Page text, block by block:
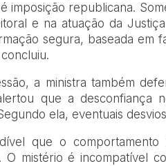
imposição republicana.
e na atuação da
segura, baseada em
a ministra também
que a desconfiança
ela, eventuais
que o
O mistério é incompatível